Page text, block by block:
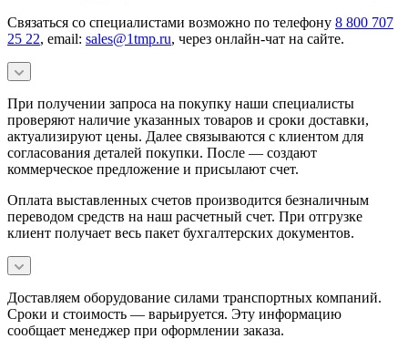
Связаться со специалистами возможно по телефону 8 800 707
25 22, email: sales@1tmp.ru, через онлайн-чат на сайте.
При получении запроса на покупку наши специалисты
проверяют наличие указанных товаров и сроки доставки,
актуализируют цены. Далее связываются с клиентом для
согласования деталей покупки. После — создают
коммерческое предложение и присылают счет.
Оплата выставленных счетов производится безналичным
переводом средств на наш расчетный счет. При отгрузке
клиент получает весь пакет бухгалтерских документов.
Доставляем оборудование силами транспортных компаний.
Сроки и стоимость — варьируется. Эту информацию
сообщает менеджер при оформлении заказа.